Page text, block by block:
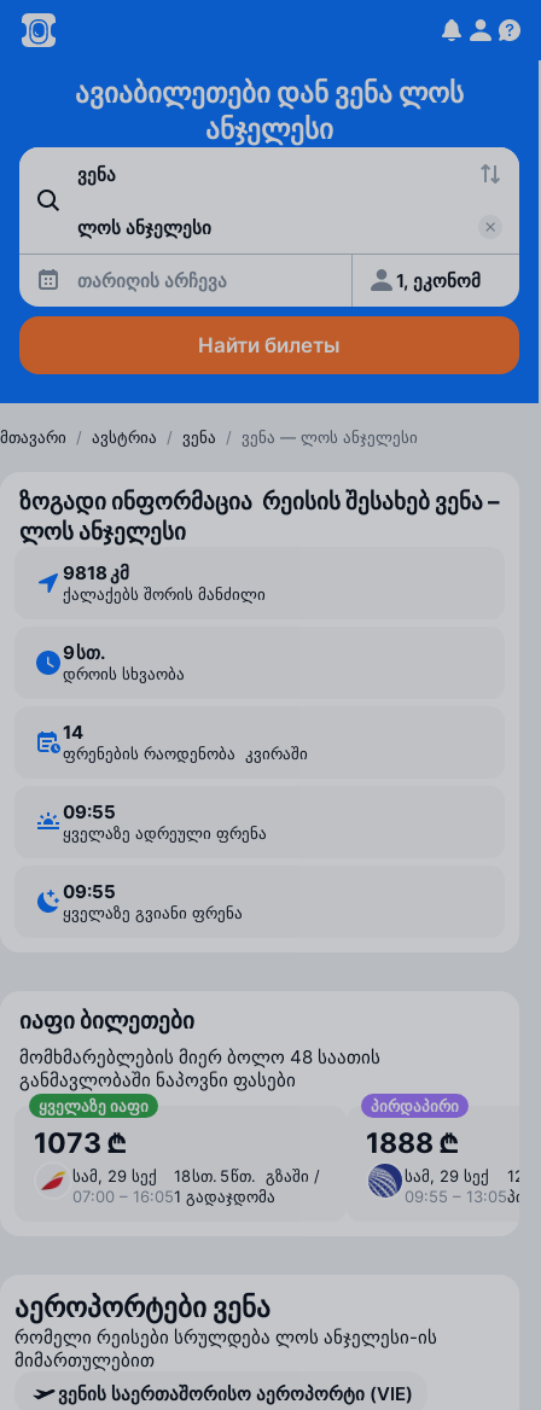
ავიაბილეთები დან ვენა ლოს
ანჯელესი
თარიღის არჩევა 1, ეკონომ
Найти билеты
მთავარი / ავსტრია / ვენა / ვენა — ლოს ანჯელესი
ზოგადი ინფორმაცია რეისის შესახებ ვენა –
ლოს ანჯელესი
9818 კმ
ქალაქებს შორის მანძილი
9 ⁠სთ.
დროის სხვაობა
14
ფრენების რაოდენობა კვირაში
09:55
ყველაზე ადრეული ფრენა
09:55
ყველაზე გვიანი ფრენა
იაფი ბილეთები
მომხმარებლების მიერ ბოლო 48 საათის
განმავლობაში ნაპოვნი ფასები
ყველაზე იაფი
1073 ₾
სამ, 29 სექ
07:00 – 16:05
18 ⁠სთ. 5 ⁠წთ. გზაში /
1 გადაჯდომა
პირდაპირი
1888 ₾
სამ, 29 სექ
09:55 – 13:05
12
აეროპორტები ვენა
რომელი რეისები სრულდება ლოს ანჯელესი-ის
მიმართულებით
ვენის საერთაშორისო აეროპორტი (VIE)